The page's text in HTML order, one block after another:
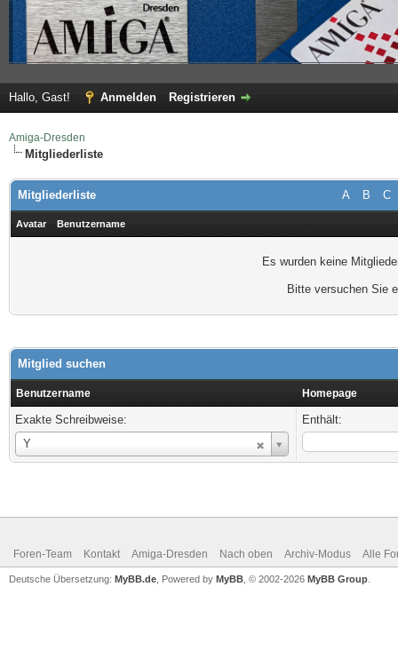
Hallo, Gast! Anmelden Registrieren
Amiga-Dresden
Mitgliederliste
A B C
Mitgliederliste
Avatar Benutzername
Es wurden keine
Bitte versuchen Sie
Mitglied suchen
Benutzername Homepage
Exakte Schreibweise:
Y
Benutzername
Enthält:
Foren-Team Kontakt Amiga-Dresden Nach oben Archiv-Modus Alle
Deutsche Übersetzung: MyBB.de , Powered by MyBB , © 2002-2026 MyBB Group